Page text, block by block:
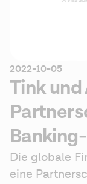
2022-10-05
Tink und
Die globale
eine